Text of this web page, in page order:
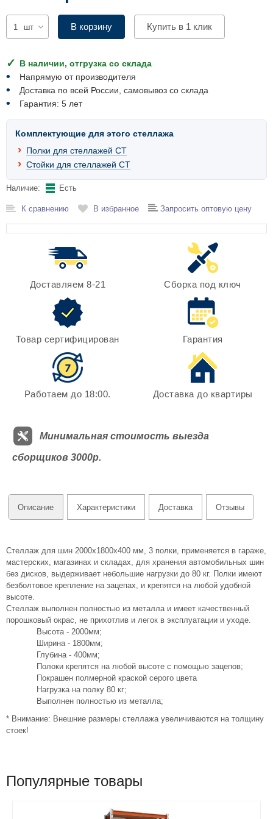
шт В корзину Купить в 1 клик
В наличии, отгрузка со склада
Напрямую от производителя
Доставка по всей России, самовывоз со склада
Гарантия: 5 лет
Комплектующие для этого стеллажа
Полки для стеллажей СТ
Стойки для стеллажей СТ
Наличие: Есть
К сравнению В избранное Запросить оптовую цену
Доставляем 8-21 Сборка под ключ
Товар сертифицирован Гарантия
Работаем до 18:00. Доставка до квартиры
Минимальная стоимость выезда
сборщиков 3000р.
Описание Характеристики Доставка Отзывы
Стеллаж для шин 2000х1800х400 мм, 3 полки, применяется в гараже,
мастерских, магазинах и складах, для хранения автомобильных шин
без дисков, выдерживает небольшие нагрузки до 80 кг. Полки имеют
безболтовое крепление на зацепах, и крепятся на любой удобной
высоте.
Стеллаж выполнен полностью из металла и имеет качественный
порошковый окрас, не прихотлив и легок в эксплуатации и уходе.
Высота - 2000мм;
Ширина - 1800мм;
Глубина - 400мм;
Полоки крепятся на любой высоте с помощью зацепов;
Покрашен полмерной краской серого цвета
Нагрузка на полку 80 кг;
Выполнен полностью из металла;
* Внимание: Внешние размеры стеллажа увеличиваются на толщину
стоек!
Популярные товары